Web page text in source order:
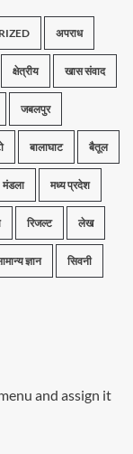
अपराध
क्षेत्रीय खास संवाद
जबलपुर
बालाघाट बैतूल
मंडला मध्य प्रदेश
रिजल्ट लेख
ज्ञान सिवनी
and assign it